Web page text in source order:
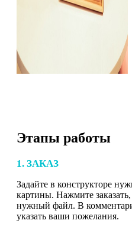
Этапы работы
1. ЗАКАЗ
Задайте в конструкторе
картины. Нажмите
нужный файл. В
указать ваши пожелания.